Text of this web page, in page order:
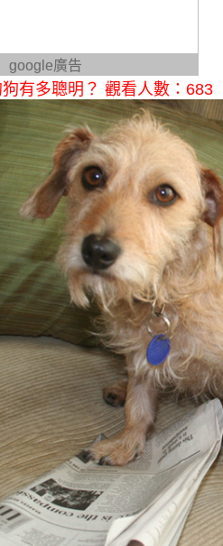
google廣告
有多聰明？ 觀看人數：683